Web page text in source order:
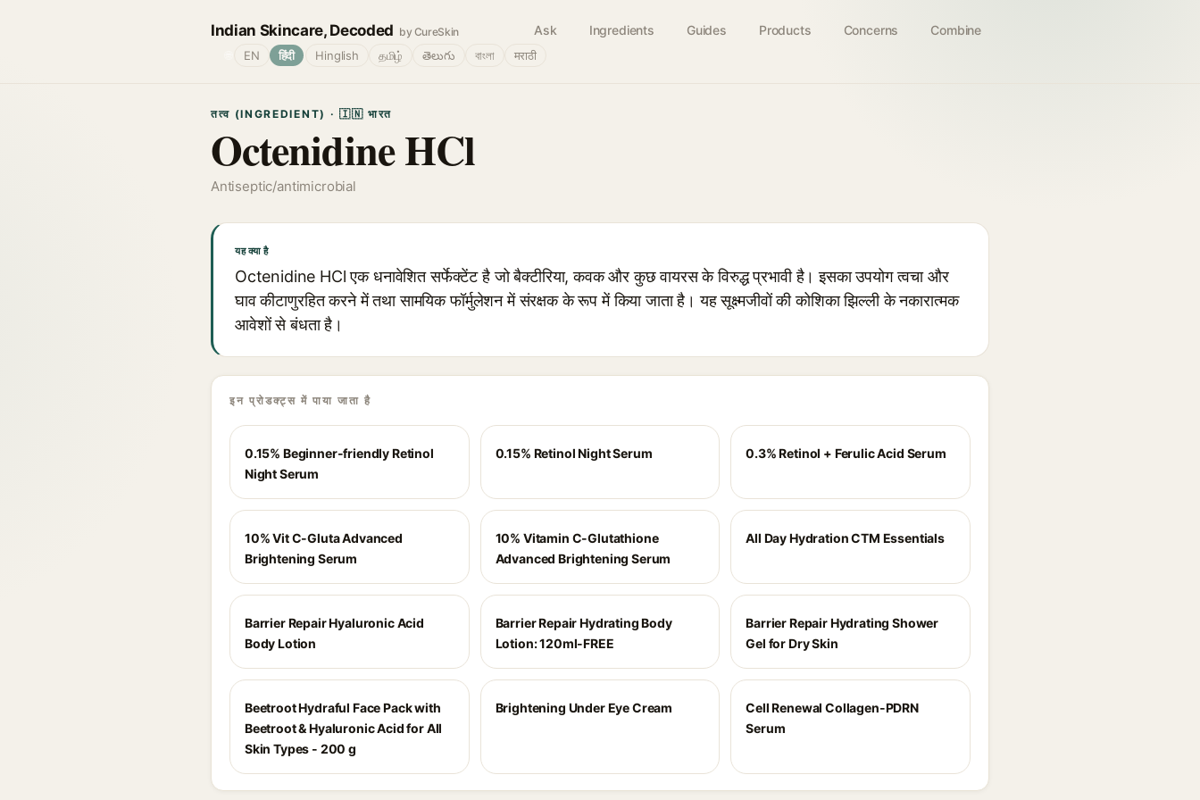
Indian Skincare, Decoded by CureSkin Ask Ingredients Guides Products Concerns Combine
EN हिंदी Hinglish தமிழ் తెలుగు বাংলা मराठी
तत्व (INGREDIENT) · 🇮🇳 भारत
Octenidine HCl
Antiseptic/antimicrobial
यह क्या है
Octenidine HCl एक धनावेशित सर्फेक्टेंट है जो बैक्टीरिया, कवक और कुछ वायरस के विरुद्ध प्रभावी है। इसका उपयोग त्वचा और
घाव कीटाणुरहित करने में तथा सामयिक फॉर्मुलेशन में संरक्षक के रूप में किया जाता है। यह सूक्ष्मजीवों की कोशिका झिल्ली के नकारात्मक
आवेशों से बंधता है।
इन प्रोडक्ट्स में पाया जाता है
0.15% Beginner-friendly Retinol
Night Serum
0.15% Retinol Night Serum 0.3% Retinol + Ferulic Acid Serum
10% Vit C-Gluta Advanced
Brightening Serum
10% Vitamin C-Glutathione
Advanced Brightening Serum
All Day Hydration CTM Essentials
Barrier Repair Hyaluronic Acid
Body Lotion
Barrier Repair Hydrating Body
Lotion: 120ml-FREE
Barrier Repair Hydrating Shower
Gel for Dry Skin
Beetroot Hydraful Face Pack with
Beetroot & Hyaluronic Acid for All
Skin Types - 200 g
Brightening Under Eye Cream
Cell Renewal Collagen-PDRN
Serum